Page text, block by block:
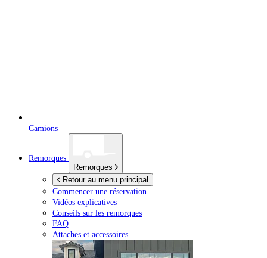
Camions
Remorques
Remorques
Retour au menu principal
Commencer une réservation
Vidéos explicatives
Conseils sur les remorques
FAQ
Attaches et accessoires